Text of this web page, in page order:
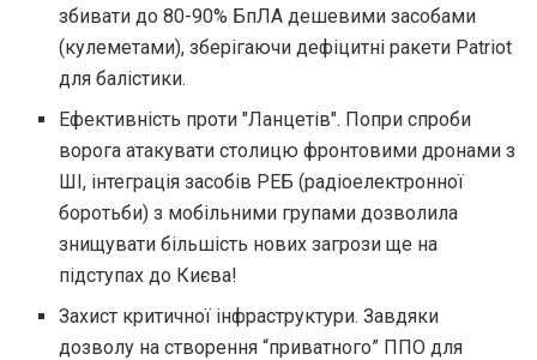
збивати до 80-90% БпЛА дешевими засобами
(кулеметами), зберігаючи дефіцитні ракети Patriot
для балістики.
Ефективність проти "Ланцетів". Попри спроби
ворога атакувати столицю фронтовими дронами з
ШІ, інтеграція засобів РЕБ (радіоелектронної
боротьби) з мобільними групами дозволила
знищувати більшість нових загрози ще на
підступах до Києва!
Захист критичної інфраструктури. Завдяки
дозволу на створення “приватного” ППО для